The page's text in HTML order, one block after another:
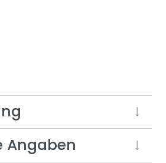
Angaben